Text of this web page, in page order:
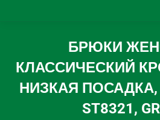
БРЮКИ
КЛАССИЧЕСКИЙ
НИЗКАЯ ПОСАДКА,
ST8321,